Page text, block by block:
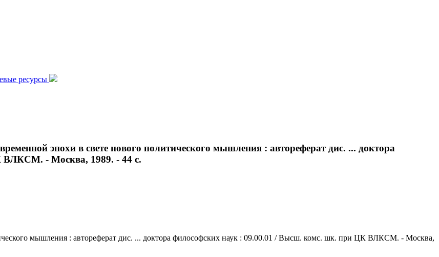
ресурсы
эпохи в свете нового политического мышления : автореферат дис. ... доктора
- Москва, 1989. - 44 с.
мышления : автореферат дис. ... доктора философских наук : 09.00.01 / Высш. комс. шк. при ЦК ВЛКСМ. - Москва,